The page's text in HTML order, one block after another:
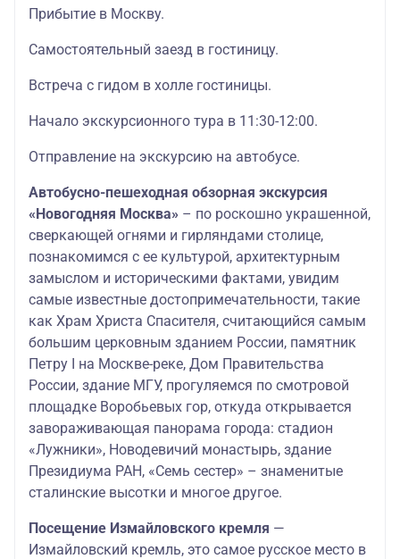
Прибытие в Москву.
Самостоятельный заезд в гостиницу.
Встреча с гидом в холле гостиницы.
Начало экскурсионного тура в 11:30-12:00.
Отправление на экскурсию на автобусе.
Автобусно-пешеходная обзорная экскурсия
«Новогодняя Москва» – по роскошно украшенной,
сверкающей огнями и гирляндами столице,
познакомимся с ее культурой, архитектурным
замыслом и историческими фактами, увидим
самые известные достопримечательности, такие
как Храм Христа Спасителя, считающийся самым
большим церковным зданием России, памятник
Петру I на Москве-реке, Дом Правительства
России, здание МГУ, прогуляемся по смотровой
площадке Воробьевых гор, откуда открывается
завораживающая панорама города: стадион
«Лужники», Новодевичий монастырь, здание
Президиума РАН, «Семь сестер» – знаменитые
сталинские высотки и многое другое.
Посещение Измайловского кремля —
Измайловский кремль, это самое русское место в